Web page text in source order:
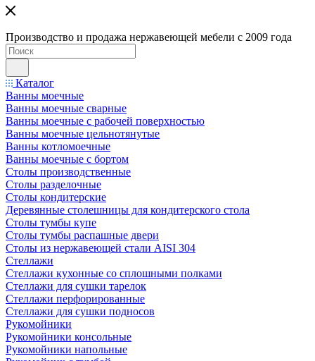
Производство и продажа нержавеющей мебели с 2009 года
Каталог
Ванны моечные
Ванны моечные сварные
Ванны моечные с рабочей поверхностью
Ванны моечные цельнотянутые
Ванны котломоечные
Ванны моечные с бортом
Столы производственные
Столы разделочные
Столы кондитерские
Деревянные столешницы для кондитерского стола
Столы тумбы купе
Столы тумбы распашные двери
Столы из нержавеющей стали AISI 304
Стеллажи
Стеллажи кухонные со сплошными полками
Стеллажи для сушки тарелок
Стеллажи перфорированные
Стеллажи для сушки подносов
Рукомойники
Рукомойники консольные
Рукомойники напольные